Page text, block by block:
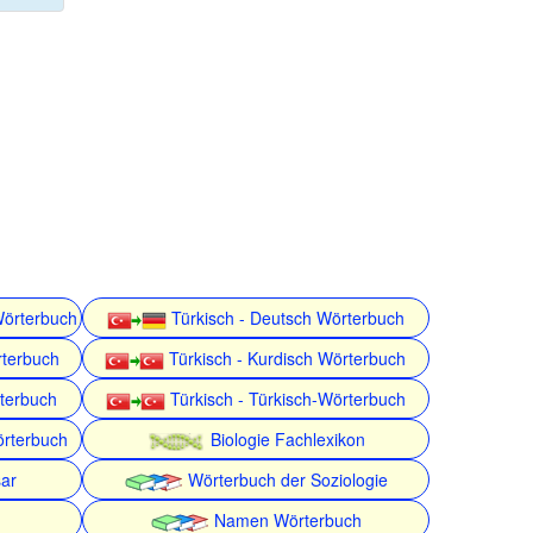
Türkisch - Deutsch Wörterbuch
Türkisch - Kurdisch Wörterbuch
Türkisch - Türkisch-Wörterbuch
Biologie Fachlexikon
Wörterbuch der Soziologie
Namen Wörterbuch